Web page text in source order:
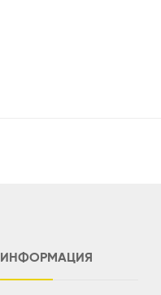
ИНФОРМАЦИЯ